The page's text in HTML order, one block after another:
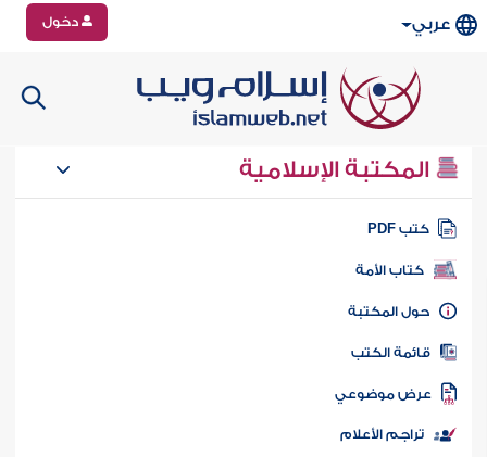
عربي دخول
المكتبة الإسلامية
كتب PDF
كتاب الأمة
المكتبة
الكتب
موضوعي